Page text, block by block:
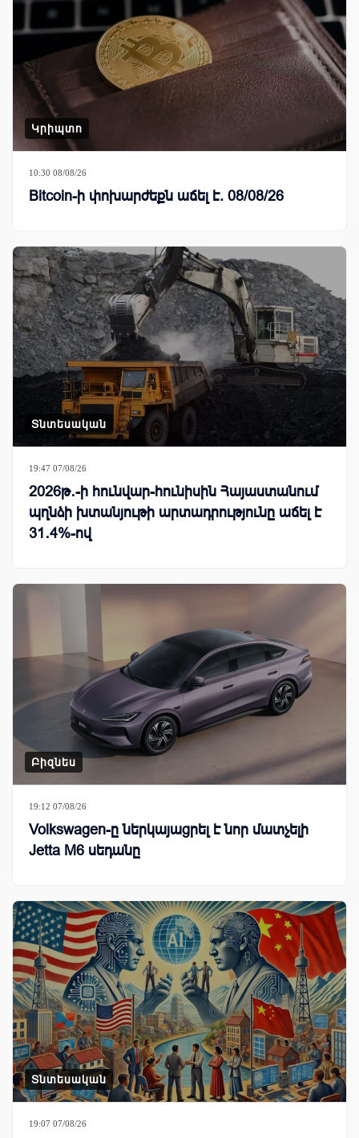
Կրիպտո
10:30 08/08/26
Bitcoin-ի փոխարժեքն աճել է. 08/08/26
Տնտեսական
19:47 07/08/26
2026թ․-ի հունվար-հունիսին Հայաստանում
պղնձի խտանյութի արտադրությունը աճել է
31․4%-ով
Բիզնես
19:12 07/08/26
Volkswagen-ը ներկայացրել է նոր մատչելի
Jetta M6 սեդանը
Տնտեսական
19:07 07/08/26